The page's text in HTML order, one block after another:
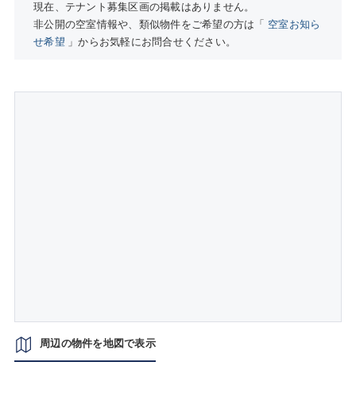
現在、テナント募集区画の掲載はありません。
非公開の空室情報や、類似物件をご希望の方は「 空室お知ら
せ希望 」からお気軽にお問合せください。
周辺の物件を地図で表示